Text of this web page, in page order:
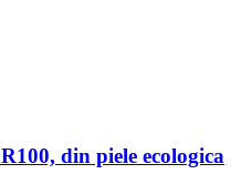
din piele ecologica